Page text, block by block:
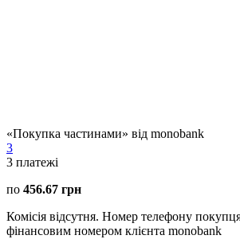
«Покупка частинами» від monobank
3
3 платежі
по 456.67 грн
Комісія відсутня. Номер телефону покупця
фінансовим номером клієнта monobank